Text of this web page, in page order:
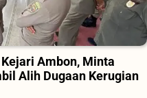
Ambon, Minta
Alih Dugaan Kerugian